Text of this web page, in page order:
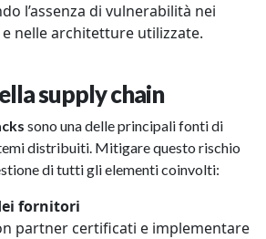
l’assenza di vulnerabilità nei
e nelle architetture utilizzate.
supply chain
sono una delle principali fonti di
distribuiti. Mitigare questo rischio
di tutti gli elementi coinvolti:
fornitori
partner certificati e implementare